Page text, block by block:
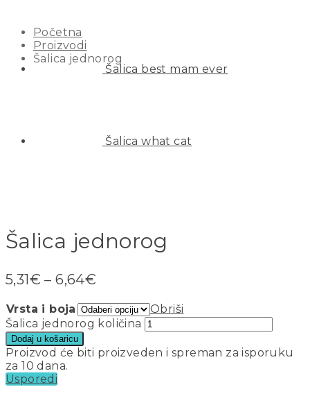
Početna
Proizvodi
Šalica jednorog
Šalica best mam ever
Šalica what cat
Šalica jednorog
5,31€ –6,64€
Vrsta i boja
Obriši
Šalica jednorog količina
Dodaj u košaricu
Proizvod će biti proizveden i spreman za isporuku
za 10 dana.
Usporedi